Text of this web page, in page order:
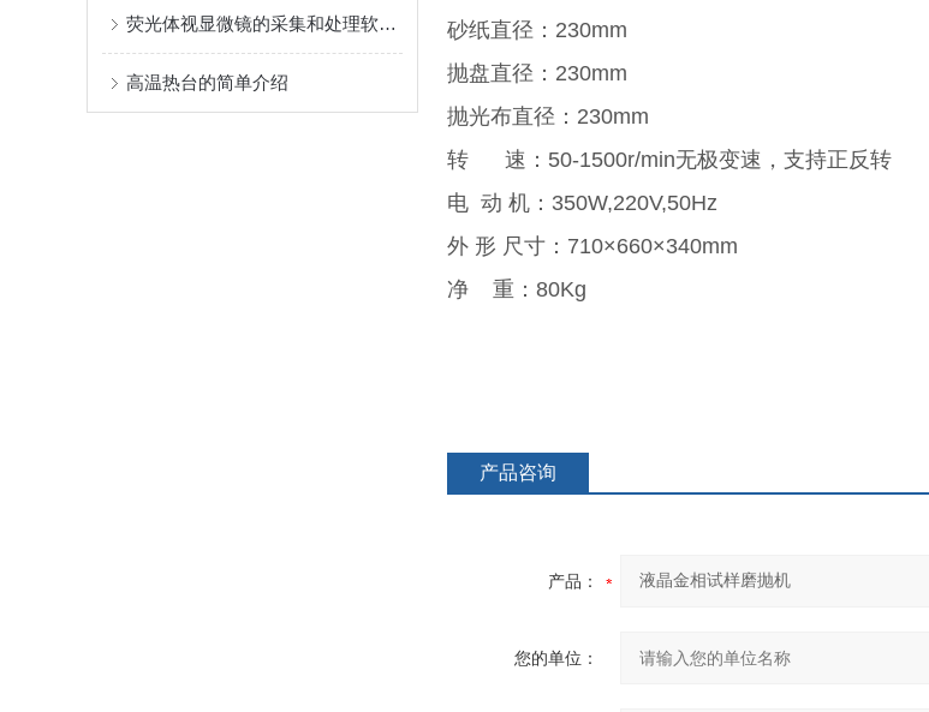
荧光体视显微镜的采集和处理软件有哪些？
高温热台的简单介绍
砂纸直径：230mm
抛盘直径：230mm
抛光布直径：230mm
转 速：50-1500r/min无极变速，支持正反转
电 动 机：350W,220V,50Hz
外 形 尺寸：710×660×340mm
净 重：80Kg
产品咨询
产品：
您的单位：